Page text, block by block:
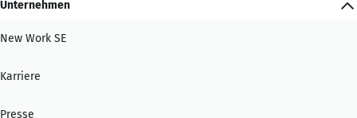
Unternehmen
New Work SE
Karriere
Presse